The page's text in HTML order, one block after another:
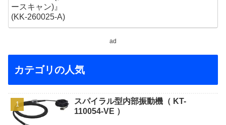
ad
カテゴリの人気
スパイラル型内部振動機（ KT-
110054-VE ）